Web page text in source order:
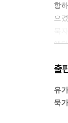
항
으
에
출
유
묵